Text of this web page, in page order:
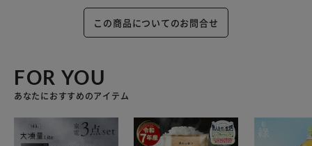
この商品についてのお問合せ
FOR YOU
あなたにおすすめのアイテム